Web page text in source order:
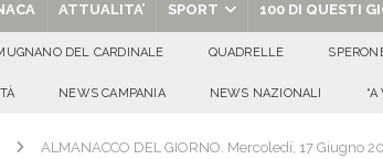
ATTUALITA’ SPORT 100 DI QUESTI
DEL CARDINALE QUADRELLE
NEWS CAMPANIA NEWS NAZIONALI “A
ALMANACCO DEL GIORNO. Mercoledí, 17 Giugno